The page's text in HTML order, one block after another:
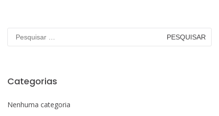
Pesquisar
por:
Categorias
Nenhuma categoria